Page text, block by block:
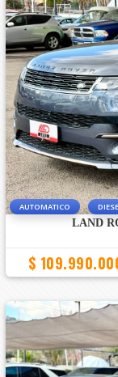
AUTOMATICO
LAND
$